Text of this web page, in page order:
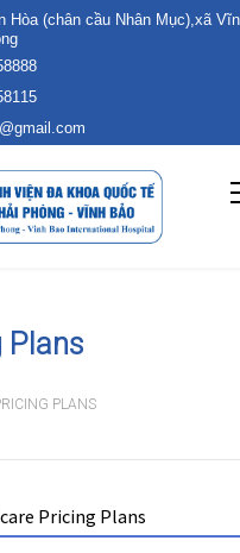
Hòa (chân cầu Nhân Mục),xã
Plans
PLANS
Pricing Plans